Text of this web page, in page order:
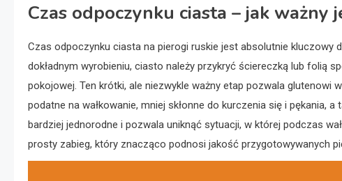
Czas odpoczynku ciasta – jak ważny
Czas odpoczynku ciasta na pierogi ruskie jest absolutnie kluczowy
dokładnym wyrobieniu, ciasto należy przykryć ściereczką lub folią
pokojowej. Ten krótki, ale niezwykle ważny etap pozwala glutenowi
podatne na wałkowanie, mniej skłonne do kurczenia się i pękania,
bardziej jednorodne i pozwala uniknąć sytuacji, w której podczas
prosty zabieg, który znacząco podnosi jakość przygotowywanych